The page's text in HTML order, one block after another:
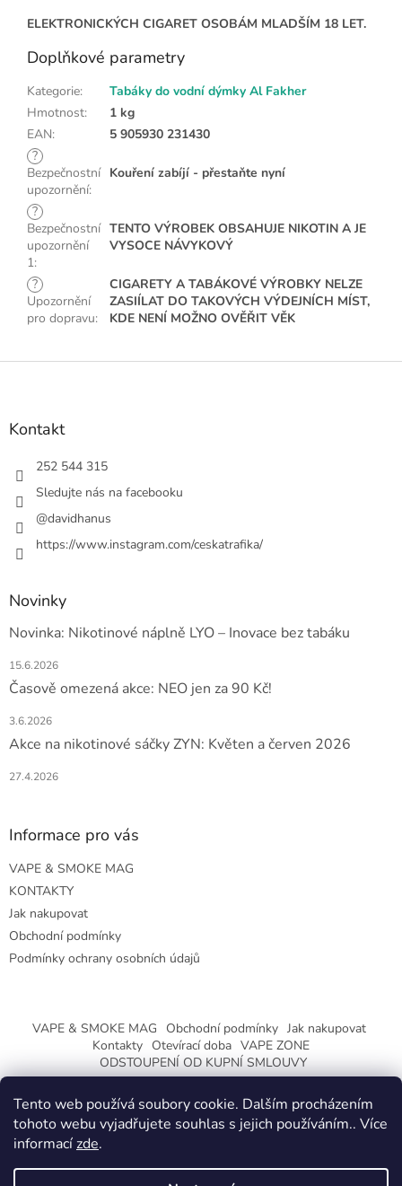
Tento web používá soubory cookie. Dalším procházením
tohoto webu vyjadřujete souhlas s jejich používáním.. Více
informacízde.
ELEKTRONICKÝCH CIGARET OSOBÁM MLADŠÍM 18 LET.
Doplňkové parametry
Kategorie:
Tabáky do vodní dýmky Al Fakher
Hmotnost:
1 kg
EAN:
5 905930 231430
?
Bezpečnostní
upozornění:
Kouření zabíjí - přestaňte nyní
?
Bezpečnostní
upozornění
1:
TENTO VÝROBEK OBSAHUJE NIKOTIN A JE
VYSOCE NÁVYKOVÝ
?
Upozornění
pro dopravu:
CIGARETY A TABÁKOVÉ VÝROBKY NELZE
ZASIÍLAT DO TAKOVÝCH VÝDEJNÍCH MÍST,
KDE NENÍ MOŽNO OVĚŘIT VĚK
Z
Kontakt
252 544 315
Sledujte nás na facebooku
@davidhanus
https://www.instagram.com/ceskatrafika/
Novinky
Novinka: Nikotinové náplně LYO – Inovace bez tabáku
15.6.2026
Časově omezená akce: NEO jen za 90 Kč!
3.6.2026
Akce na nikotinové sáčky ZYN: Květen a červen 2026
27.4.2026
Informace pro vás
VAPE & SMOKE MAG
KONTAKTY
Jak nakupovat
Obchodní podmínky
Podmínky ochrany osobních údajů
VAPE & SMOKE MAG Obchodní podmínky Jak nakupovat
Kontakty Otevírací doba VAPE ZONE
ODSTOUPENÍ OD KUPNÍ SMLOUVY